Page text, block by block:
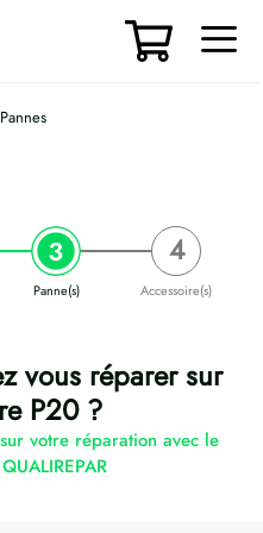
Panne(s) Accessoire(s)
vous réparer sur
P20 ?
votre réparation avec le